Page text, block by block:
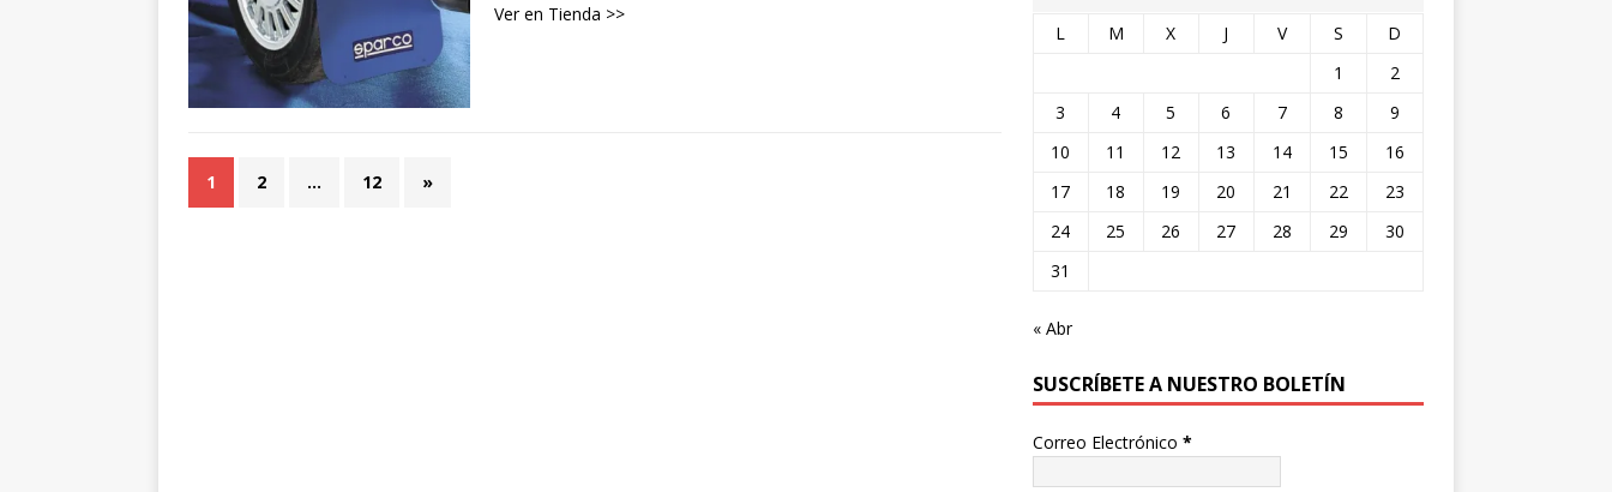
Ver en Tienda >>
1 2 … 12 »
L M X J V S
D
1
2
3
4 5 6 7 8
9
10
11 12 13 14 15
16
17
18 19 20 21 22
23
24
25 26 27 28 29
30
31
« Abr
SUSCRÍBETE A NUESTRO BOLETÍN
Correo Electrónico *